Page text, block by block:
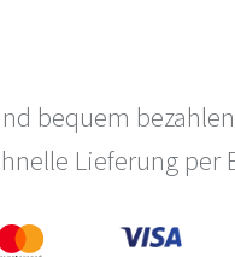
bequem
Lieferung per